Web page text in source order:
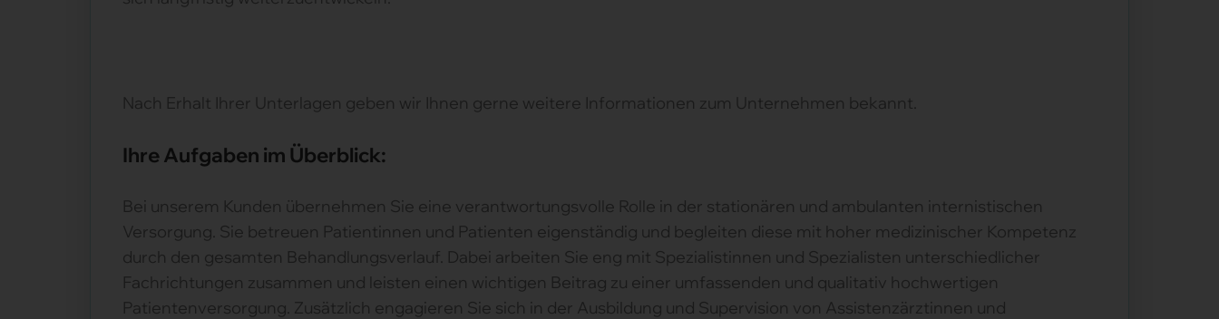
Nach Erhalt Ihrer Unterlagen geben wir Ihnen gerne weitere Informationen zum Unternehmen bekannt.
Ihre Aufgaben im Überblick:
Bei unserem Kunden übernehmen Sie eine verantwortungsvolle Rolle in der stationären und ambulanten internistischen
Versorgung. Sie betreuen Patientinnen und Patienten eigenständig und begleiten diese mit hoher medizinischer Kompetenz
durch den gesamten Behandlungsverlauf. Dabei arbeiten Sie eng mit Spezialistinnen und Spezialisten unterschiedlicher
Fachrichtungen zusammen und leisten einen wichtigen Beitrag zu einer umfassenden und qualitativ hochwertigen
Patientenversorgung. Zusätzlich engagieren Sie sich in der Ausbildung und Supervision von Assistenzärztinnen und